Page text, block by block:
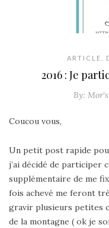
ARTICLE
2016 : Je
By: Mor's
Coucou vous,
Un petit post rapide
j’ai décidé de participer
supplémentaire de me
fois achevé me feront
gravir plusieurs petites
de la montagne ( ok je